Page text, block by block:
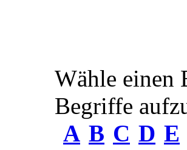
Wähle einen
Begriffe
A B C D E